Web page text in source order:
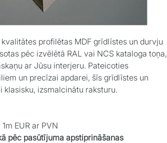
profilētas MDF grīdlīstes un durvju
pēc izvēlētā RAL vai NCS kataloga toņa,
ar Jūsu interjeru. Pateicoties
un precīzai apdarei, šīs grīdlīstes un
klasisku, izsmalcinātu raksturu.
EUR ar PVN
pēc pasūtījuma apstiprināšanas